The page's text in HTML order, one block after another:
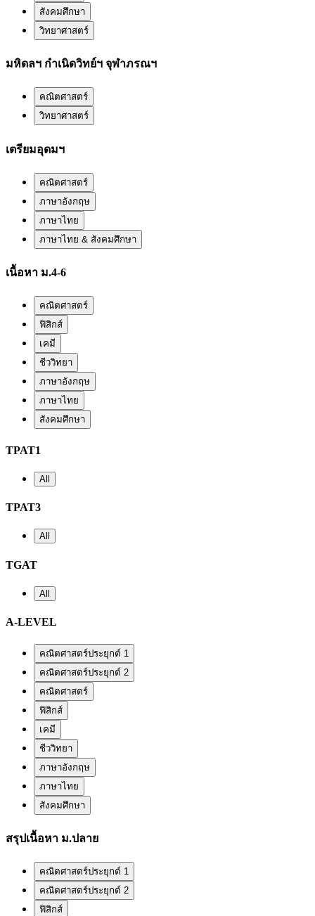
สังคมศึกษา
วิทยาศาสตร์
มหิดลฯ กำเนิดวิทย์ฯ จุฬาภรณฯ
คณิตศาสตร์
วิทยาศาสตร์
เตรียมอุดมฯ
คณิตศาสตร์
ภาษาอังกฤษ
ภาษาไทย
ภาษาไทย & สังคมศึกษา
เนื้อหา ม.4-6
คณิตศาสตร์
ฟิสิกส์
เคมี
ชีววิทยา
ภาษาอังกฤษ
ภาษาไทย
สังคมศึกษา
TPAT1
All
TPAT3
All
TGAT
All
A-LEVEL
คณิตศาสตร์ประยุกต์ 1
คณิตศาสตร์ประยุกต์ 2
คณิตศาสตร์
ฟิสิกส์
เคมี
ชีววิทยา
ภาษาอังกฤษ
ภาษาไทย
สังคมศึกษา
สรุปเนื้อหา ม.ปลาย
คณิตศาสตร์ประยุกต์ 1
คณิตศาสตร์ประยุกต์ 2
ฟิสิกส์